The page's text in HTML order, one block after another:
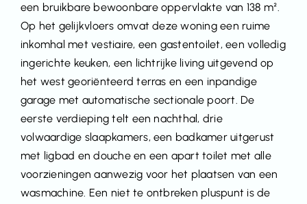
een bruikbare bewoonbare oppervlakte van 138 m².
Op het gelijkvloers omvat deze woning een ruime
inkomhal met vestiaire, een gastentoilet, een volledig
ingerichte keuken, een lichtrijke living uitgevend op
het west georiënteerd terras en een inpandige
garage met automatische sectionale poort. De
eerste verdieping telt een nachthal, drie
volwaardige slaapkamers, een badkamer uitgerust
met ligbad en douche en een apart toilet met alle
voorzieningen aanwezig voor het plaatsen van een
wasmachine. Een niet te ontbreken pluspunt is de